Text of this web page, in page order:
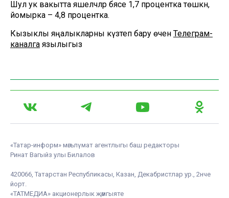
Шул ук вакытта яшелчәләр бәясе 1,7 процентка төшкән,
йомырка – 4,8 процентка.
Кызыклы яңалыкларны күзәтеп бару өчен Телеграм-
каналга язылыгыз
«Татар-информ» мәгълүмат агентлыгы баш редакторы
Ринат Вагыйз улы Билалов
420066, Татарстан Республикасы, Казан, Декабристлар ур., 2нче
йорт.
«ТАТМЕДИА» акционерлык җәмгыяте